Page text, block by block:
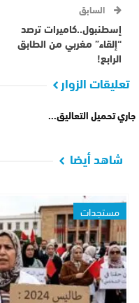
السابق
إسطنبول..كاميرات ترصد
“إلقاء” مغربي من الطابق
الرابع!
تعليقات الزوار
جاري تحميل التعاليق...
شاهد أيضا
مستجدات